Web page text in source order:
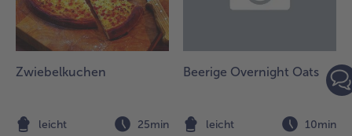
Zwiebelkuchen
leicht 25min
Beerige Overnight Oats
leicht 10min